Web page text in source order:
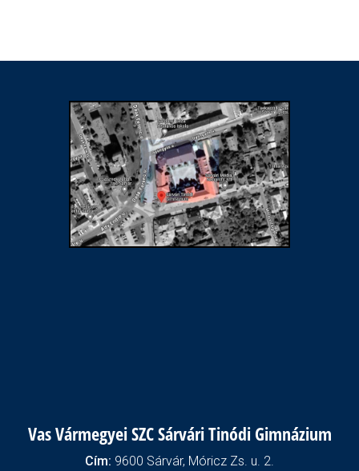
Vas Vármegyei SZC Sárvári Tinódi Gimnázium
Cím: 9600 Sárvár, Móricz Zs. u. 2.